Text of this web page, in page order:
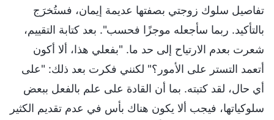
تفاصيل سلوك زوجتي بصفتها عديمة إيمان، فستُخرَج
بالتأكيد. ربما سأجعله موجزًا فحسب". بعد كتابة التقييم،
شعرت بعدم الارتياح إلى حد ما. "بفعلي هذا، ألا أكون
أتعمد التستر على الأمور؟" لكنني فكرت بعد ذلك: "على
أي حال، لقد كتبته. بما أن القادة على علم بالفعل ببعض
سلوكياتها، فيجب ألا يكون هناك بأس في عدم تقديم الكثير